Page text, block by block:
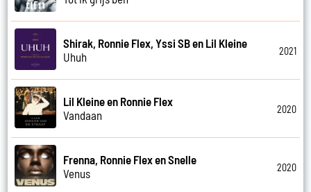
Shirak, Ronnie Flex, Yssi SB en Lil Kleine
Uhuh
2021
Lil Kleine en Ronnie Flex
Vandaan
2020
Frenna, Ronnie Flex en Snelle
Venus
2020